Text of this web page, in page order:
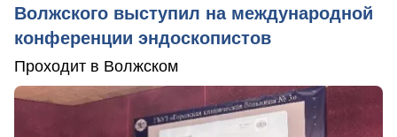
Волжского выступил на международной
конференции эндоскопистов
Проходит в Волжском